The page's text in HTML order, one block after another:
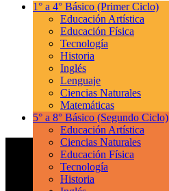
1° a 4° Básico (Primer Ciclo)
Educación Artística
Educación Física
Tecnología
Historia
Inglés
Lenguaje
Ciencias Naturales
Matemáticas
5° a 8° Básico (Segundo Ciclo)
Educación Artística
Ciencias Naturales
Educación Física
Tecnología
Historia